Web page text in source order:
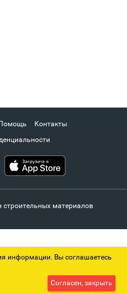
Помощь
Контакты
строительных материалов
информации. Вы соглашаетесь
Согласен, закрыть